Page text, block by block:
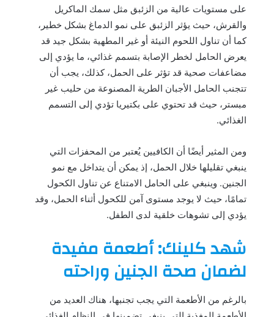
على مستويات عالية من الزئبق مثل سمك الماكريل
والقرش، حيث يؤثر الزئبق على نمو الدماغ بشكل خطير،
كما أن تناول اللحوم النيئة أو غير المطهية بشكل جيد قد
يعرض الحامل لخطر الإصابة بتسمم غذائي، ما يؤدي إلى
مضاعفات صحية قد تؤثر على الحمل، كذلك، يجب أن
تتجنب الحامل الأجبان الطرية المصنوعة من حليب غير
مبستر، حيث قد تحتوي على بكتيريا تؤدي إلى التسمم
الغذائي.
ومن المثير أيضًا أن الكافيين يُعتبر من المحفزات التي
ينبغي تقليلها خلال الحمل، إذ يمكن أن يتداخل مع نمو
الجنين. وينبغي على الحامل الامتناع عن تناول الكحول
تمامًا، حيث لا يوجد مستوى آمن للكحول أثناء الحمل، وقد
يؤدي إلى تشوهات خلقية لدى الطفل.
شهد كلينك: أطعمة مفيدة
لضمان صحة الجنين وراحته
بالرغم من الأطعمة التي يجب تجنبها، هناك العديد من